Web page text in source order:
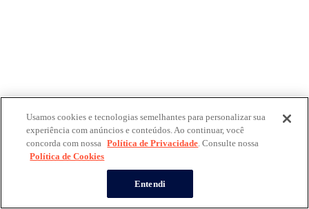
Usamos cookies e tecnologias semelhantes para personalizar sua
experiência com anúncios e conteúdos. Ao continuar, você
concorda com nossa Política de Privacidade. Consulte nossa
Política de Cookies
Entendi